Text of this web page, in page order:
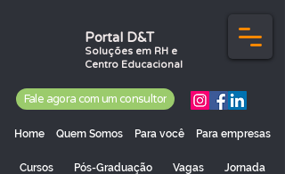
Portal D&T
Soluções em RH e
Centro Educacional
Fale agora com um consultor
Home Quem Somos Para você Para empresas
Cursos Pós-Graduação Vagas Jornada